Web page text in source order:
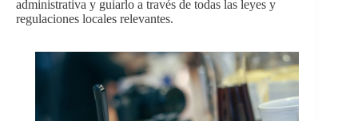
administrativa y guiarlo a través de todas las leyes y
regulaciones locales relevantes.